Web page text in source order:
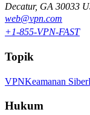
Decatur, GA 30033
web@vpn.com
+1-855-VPN-FAST
Topik
VPNKeamanan Siber
Hukum